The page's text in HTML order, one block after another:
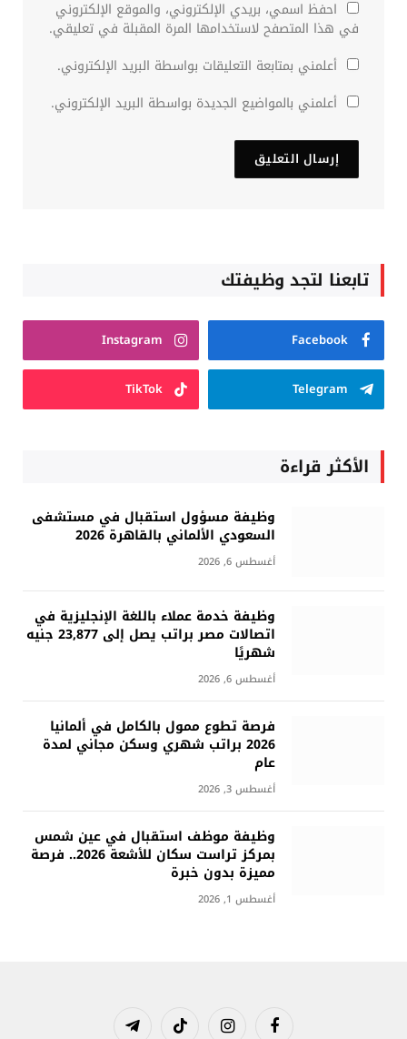
احفظ اسمي، بريدي الإلكتروني، والموقع الإلكتروني
في هذا المتصفح لاستخدامها المرة المقبلة في تعليقي.
أعلمني بمتابعة التعليقات بواسطة البريد الإلكتروني.
أعلمني بالمواضيع الجديدة بواسطة البريد الإلكتروني.
تابعنا لتجد وظيفتك
Facebook
Instagram
Telegram
TikTok
الأكثر قراءة
وظيفة مسؤول استقبال في مستشفى
السعودي الألماني بالقاهرة 2026
أغسطس 6, 2026
وظيفة خدمة عملاء باللغة الإنجليزية في
اتصالات مصر براتب يصل إلى 23,877 جنيه
شهريًا
أغسطس 6, 2026
فرصة تطوع ممول بالكامل في ألمانيا
2026 براتب شهري وسكن مجاني لمدة
عام
أغسطس 3, 2026
وظيفة موظف استقبال في عين شمس
بمركز تراست سكان للأشعة 2026.. فرصة
مميزة بدون خبرة
أغسطس 1, 2026
فيسبوك الانستغرامتيكتوك تيلقرام